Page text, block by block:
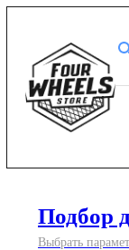
Подбор
Выбрать